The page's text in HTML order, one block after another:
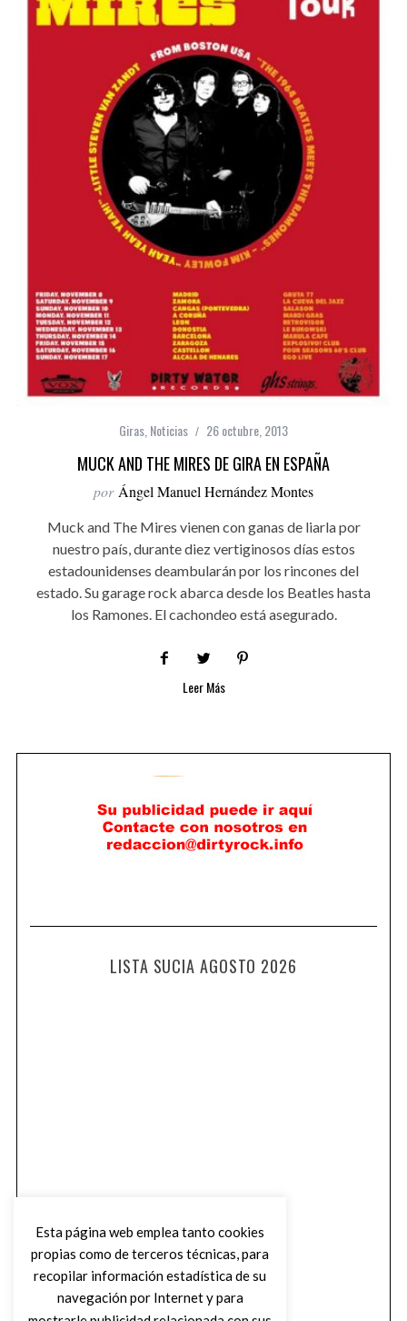
Giras Noticias 26 octubre, 2013
MUCK AND THE MIRES DE GIRA EN ESPAÑA
por Ángel Manuel Hernández Montes
Muck and The Mires vienen con ganas de liarla por
nuestro país, durante diez vertiginosos días estos
estadounidenses deambularán por los rincones del
estado. Su garage rock abarca desde los Beatles hasta
los Ramones. El cachondeo está asegurado.
Leer Más
LISTA SUCIA AGOSTO 2026
Esta página web emplea tanto cookies
propias como de terceros técnicas, para
recopilar información estadística de su
navegación por Internet y para